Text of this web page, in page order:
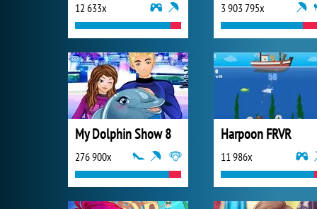
12 633x 3 903 795x
My Dolphin Show 8
276 900x
Harpoon FRVR
11 986x